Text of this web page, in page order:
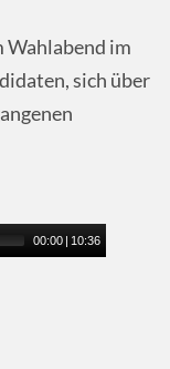
Wahlabend im
sich über
00:00 | 10:36